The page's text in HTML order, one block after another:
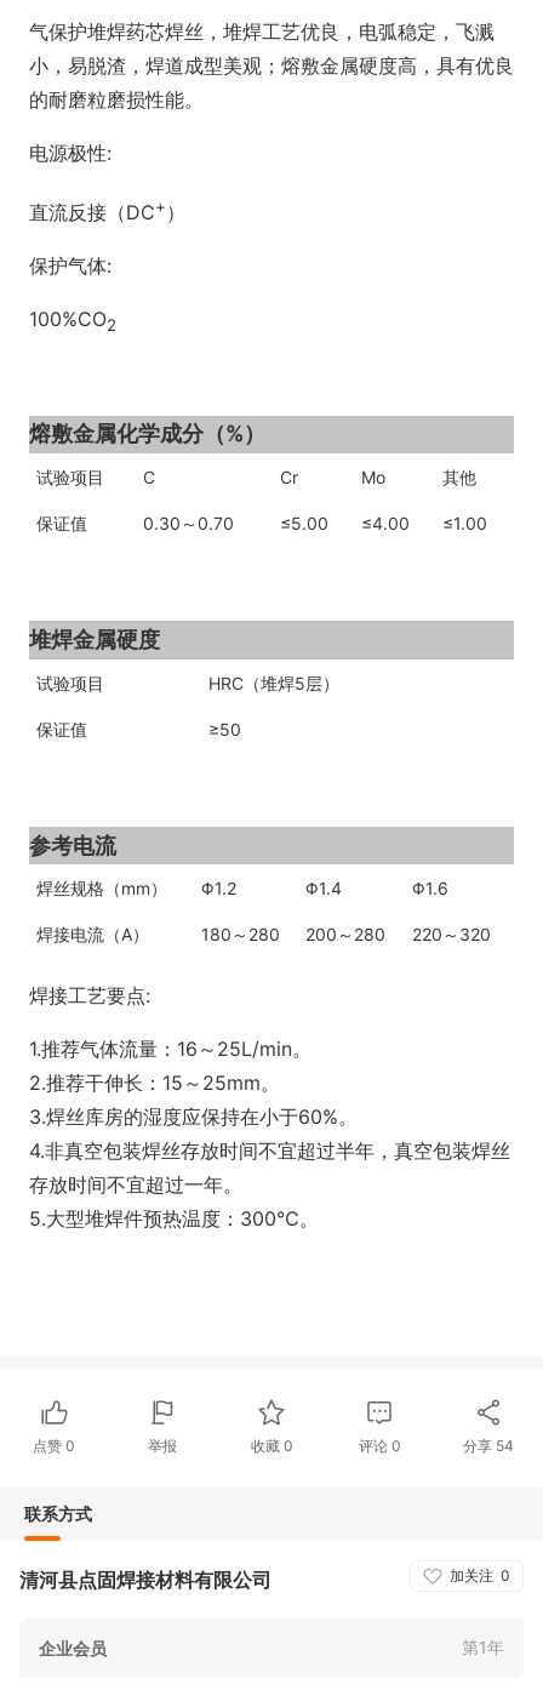
气保护堆焊药芯焊丝，堆焊工艺优良，电弧稳定，飞溅
小，易脱渣，焊道成型美观；熔敷金属硬度高，具有优良
的耐磨粒磨损性能。
电源极性:
直流反接（DC+）
保护气体:
100%CO2
熔敷金属化学成分（%）
试验项目 C Cr Mo 其他
保证值 0.30 ～0.70 ≤5.00 ≤4.00 ≤1.00
堆焊金属硬度
试验项目 HRC （堆焊5层）
保证值 ≥50
参考电流
焊丝规格 （mm） Φ1.2 Φ1.4 Φ1.6
焊接电流 （A） 180 ～ 280 200 ～ 280 220 ～ 320
焊接工艺要点:
1.推荐气体流量：16～25L/min。
2.推荐干伸长：15～25mm。
3.焊丝库房的湿度应保持在小于60%。
4.非真空包装焊丝存放时间不宜超过半年，真空包装焊丝
存放时间不宜超过一年。
5.大型堆焊件预热温度：300℃。
点赞0 举报 收藏 0 评论0 分享 54
联系方式
加关注 0
清河县点固焊接材料有限公司
企业会员 第1年